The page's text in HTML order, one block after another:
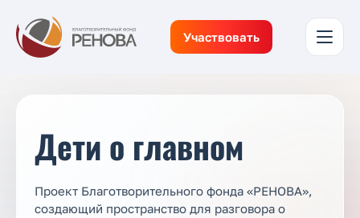
Участвовать
Дети о главном
Проект Благотворительного фонда «РЕНОВА»,
создающий пространство для разговора о